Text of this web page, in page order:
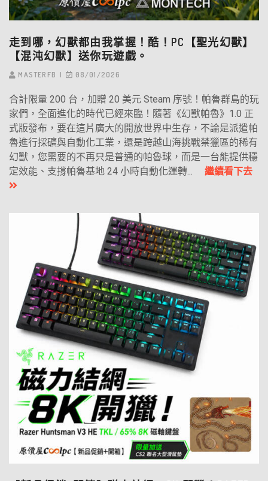
走到哪，幻獸都由我掌握！酷！PC【聖光幻獸】
【混沌幻獸】送你玩遊戲。
MASTERFB 08/01/2026
合計限量 200 台，加贈 20 美元 Steam 序號！帕魯群島的玩
家們，全面進化的時代已經來臨！隨著《幻獸帕魯》1.0 正
式版發布，要在這片廣大的開放世界中生存，不論是派遣帕
魯進行採礦與自動化工業，還是跨越山海挑戰禁獵區的稀有
幻獸，您需要的不再只是普通的帕魯球，而是一台能提供穩
定效能、支撐帕魯基地 24 小時自動化運轉... 繼續看下去